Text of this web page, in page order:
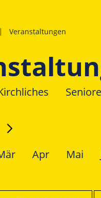
Veranstaltungen
Apr Mai